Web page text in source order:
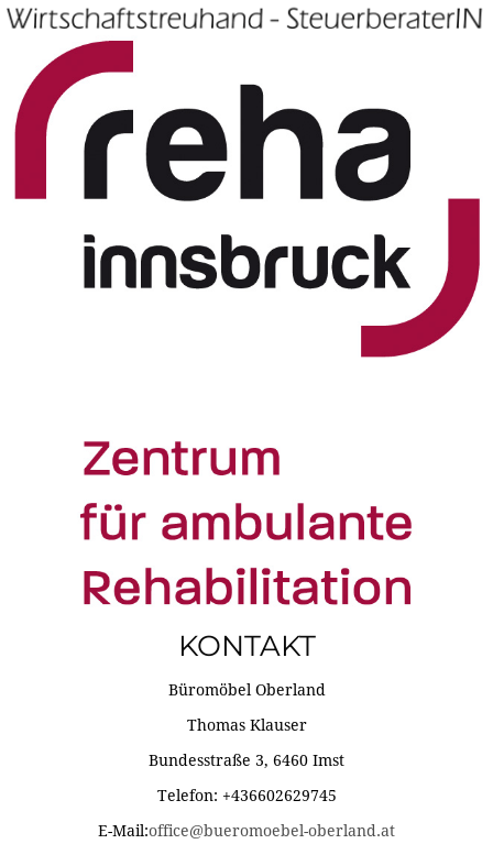
KONTAKT
Büromöbel Oberland
Thomas Klauser
Bundesstraße 3, 6460 Imst
Telefon: +436602629745
E-Mail:office@bueromoebel-oberland.at